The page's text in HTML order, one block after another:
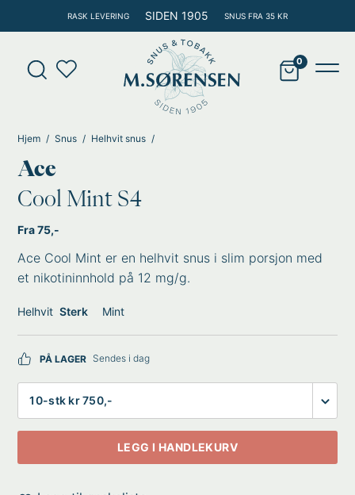
rett
innholdet
RASK LEVERING SIDEN 1905 SNUS FRA 35 KR
Products
search
Hjem Snus Helhvit snus
Ace
Cool Mint S4
Fra 75,-
Ace Cool Mint er en helhvit snus i slim porsjon med
et nikotininnhold på 12 mg/g.
Helhvit Sterk Mint
PÅ LAGER Sendes i dag
LEGG I HANDLEKURV